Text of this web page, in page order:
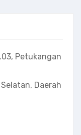
Petukangan
Daerah